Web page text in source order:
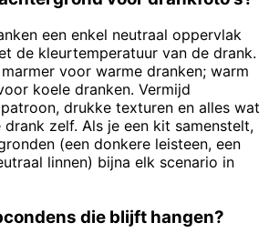
een enkel neutraal oppervlak
de kleurtemperatuur van de drank.
voor warme dranken; warm
koele dranken. Vermijd
drukke texturen en alles wat
zelf. Als je een kit samenstelt,
(een donkere leisteen, een
linnen) bijna elk scenario in
die blijft hangen?